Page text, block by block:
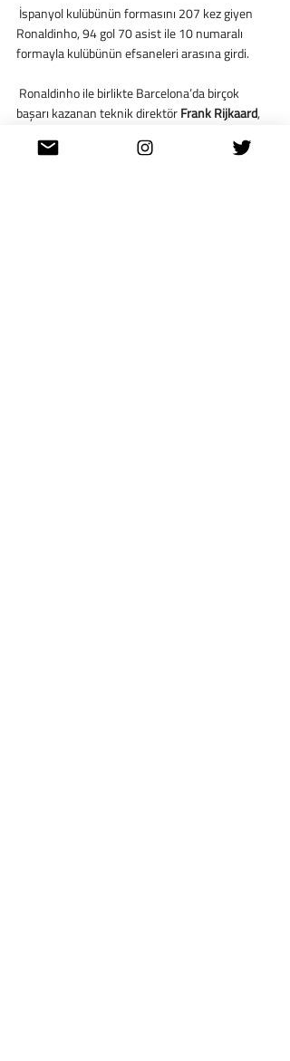
Ronaldinho, 94 gol 70 asist ile 10 numaralı
formayla kulübünün efsaneleri arasına girdi.
başarı kazanan teknik direktör Frank Rijkaard,
açıklamıştı:
“Ronaldinho, iyi bir takımla efsane